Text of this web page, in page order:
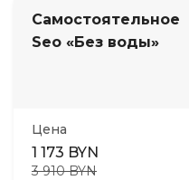
Самостоятельное
Seo «Без воды»
Цена
1 173 BYN
3 910 BYN